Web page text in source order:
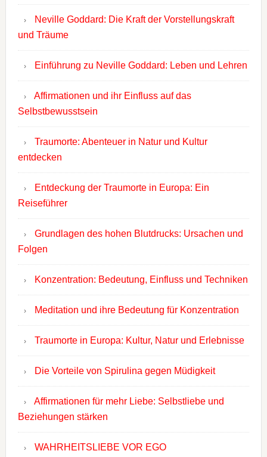
Neville Goddard: Die Kraft der Vorstellungskraft
und Träume
Einführung zu Neville Goddard: Leben und Lehren
Affirmationen und ihr Einfluss auf das
Selbstbewusstsein
Traumorte: Abenteuer in Natur und Kultur
entdecken
Entdeckung der Traumorte in Europa: Ein
Reiseführer
Grundlagen des hohen Blutdrucks: Ursachen und
Folgen
Konzentration: Bedeutung, Einfluss und Techniken
Meditation und ihre Bedeutung für Konzentration
Traumorte in Europa: Kultur, Natur und Erlebnisse
Die Vorteile von Spirulina gegen Müdigkeit
Affirmationen für mehr Liebe: Selbstliebe und
Beziehungen stärken
WAHRHEITSLIEBE VOR EGO